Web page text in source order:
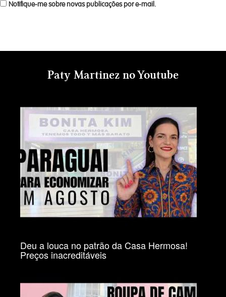
Notifique-me sobre novas publicações por e-mail.
Paty Martinez no Youtube
Deu a louca no patrão da Casa Hermosa!
Preços inacreditáveis